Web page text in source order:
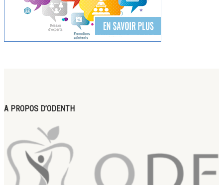
A PROPOS D’ODENTH